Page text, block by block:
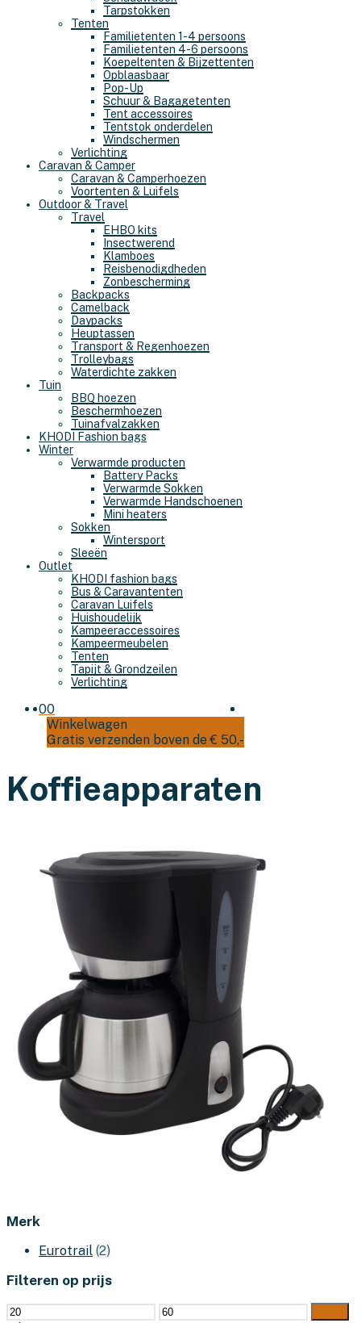
Tarpstokken
Tenten
Familietenten 1-4 persoons
Familietenten 4-6 persoons
Koepeltenten & Bijzettenten
Opblaasbaar
Pop-Up
Schuur & Bagagetenten
Tent accessoires
Tentstok onderdelen
Windschermen
Verlichting
Caravan & Camper
Caravan & Camperhoezen
Voortenten & Luifels
Outdoor & Travel
Travel
EHBO kits
Insectwerend
Klamboes
Reisbenodigdheden
Zonbescherming
Backpacks
Camelback
Daypacks
Heuptassen
Transport & Regenhoezen
Trolleybags
Waterdichte zakken
Tuin
BBQ hoezen
Beschermhoezen
Tuinafvalzakken
KHODI Fashion bags
Winter
Verwarmde producten
Battery Packs
Verwarmde Sokken
Verwarmde Handschoenen
Mini heaters
Sokken
Wintersport
Sleeën
Outlet
KHODI fashion bags
Bus & Caravantenten
Caravan Luifels
Huishoudelijk
Kampeeraccessoires
Kampeermeubelen
Tenten
Tapijt & Grondzeilen
Verlichting
00
Winkelwagen
Gratis verzenden boven de € 50,-
Koffieapparaten
Merk
Eurotrail (2)
Filteren op prijs
Min.
Max.